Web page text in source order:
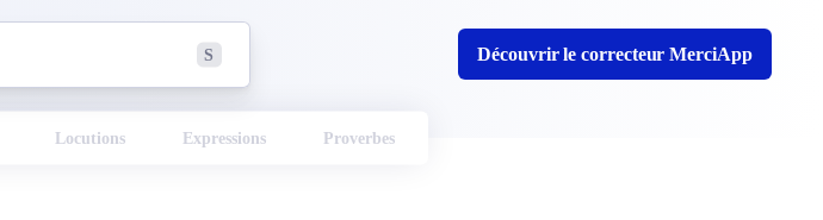
S Découvrir le correcteur MerciApp
Locutions Expressions Proverbes